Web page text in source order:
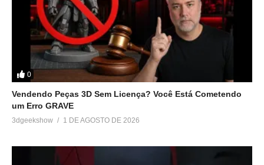
0
Vendendo Peças 3D Sem Licença? Você Está Cometendo
um Erro GRAVE
3dgeekshow 1 DE AGOSTO DE 2026